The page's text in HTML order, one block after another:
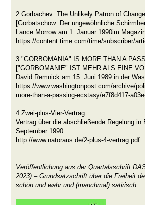
2 Gorbachev: The Unlikely Patron of Change
[Gorbatschow: Der ungewöhnliche
Lance Morrow am 1. Januar 1990im
https://content.time.com/time/subscriber/
3 "GORBOMANIA" IS MORE THAN A
["GORBOMANIE" IST MEHR ALS EINE
David Remnick am 15. Juni 1989 in der
https://www.washingtonpost.com/archive/
more-than-a-passing-ecstasy/e7f8d417-
4 Zwei-plus-Vier-Vertrag
Vertrag über die abschließende Regelung
September 1990
http://www.natoraus.de/2-plus-4-vertrag.pdf
Veröffentlichung aus der Quartalsschrift
2023) – Grundsatzschrift über die Freiheit
schön und wahr und (manchmal) satirisch.